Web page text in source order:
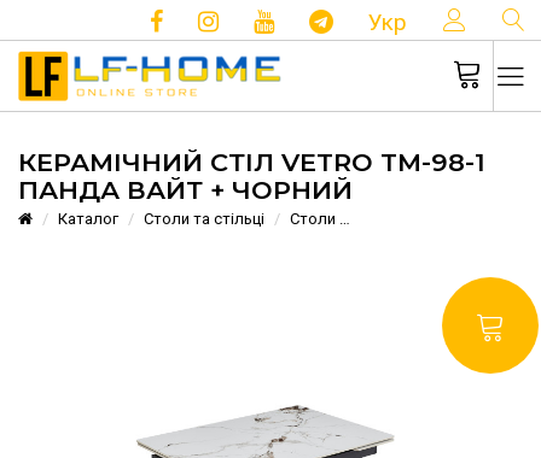
Укр
КЕРАМІЧНИЙ СТІЛ VETRO TM-98-1
ПАНДА ВАЙТ + ЧОРНИЙ
Каталог Столи та стільці Столи